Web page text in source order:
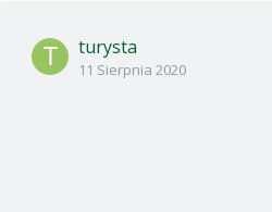
turysta
11 Sierpnia 2020